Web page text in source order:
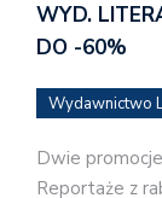
WYD.
DO -60%
Wydawnictwo
Dwie
Reportaże z